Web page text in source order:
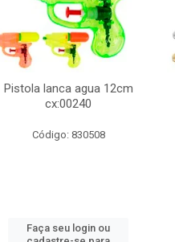
Pistola lanca agua 12cm
cx:00240
Código: 830508
Faça seu login ou